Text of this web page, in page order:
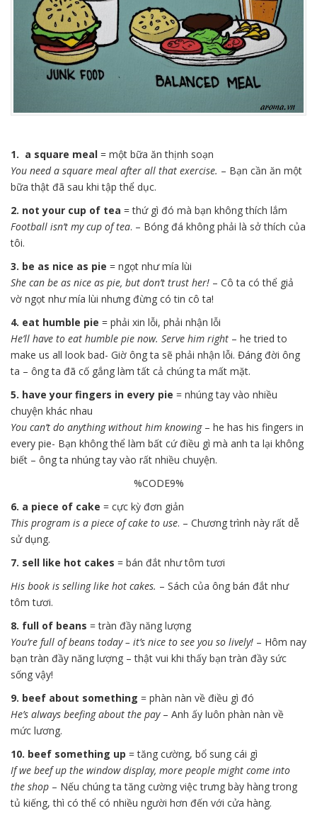
1. a square meal = một bữa ăn thịnh soạn
You need a square meal after all that exercise. – Bạn cần ăn một
bữa thật đã sau khi tập thể dục.
2. not your cup of tea = thứ gì đó mà bạn không thích lắm
Football isn’t my cup of tea. – Bóng đá không phải là sở thích của
tôi.
3. be as nice as pie = ngọt như mía lùi
She can be as nice as pie, but don’t trust her! – Cô ta có thể giả
vờ ngọt như mía lùi nhưng đừng có tin cô ta!
4. eat humble pie = phải xin lỗi, phải nhận lỗi
He’ll have to eat humble pie now. Serve him right – he tried to
make us all look bad- Giờ ông ta sẽ phải nhận lỗi. Đáng đời ông
ta – ông ta đã cố gắng làm tất cả chúng ta mất mặt.
5. have your fingers in every pie = nhúng tay vào nhiều
chuyện khác nhau
You can’t do anything without him knowing– he has his fingers in
every pie- Bạn không thể làm bất cứ điều gì mà anh ta lại không
biết – ông ta nhúng tay vào rất nhiều chuyện.
%CODE9%
6. a piece of cake = cực kỳ đơn giản
This program is a piece of cake to use. – Chương trình này rất dễ
sử dụng.
7. sell like hot cakes = bán đắt như tôm tươi
His book is selling like hot cakes. – Sách của ông bán đắt như
tôm tươi.
8. full of beans = tràn đầy năng lượng
You’re full of beans today – it’s nice to see you so lively! – Hôm nay
bạn tràn đầy năng lượng – thật vui khi thấy bạn tràn đầy sức
sống vậy!
9. beef about something = phàn nàn về điều gì đó
He’s always beefing about the pay– Anh ấy luôn phàn nàn về
mức lương.
10. beef something up = tăng cường, bổ sung cái gì
If we beef up the window display, more people might come into
the shop – Nếu chúng ta tăng cường việc trưng bày hàng trong
tủ kiếng, thì có thể có nhiều người hơn đến với cửa hàng.